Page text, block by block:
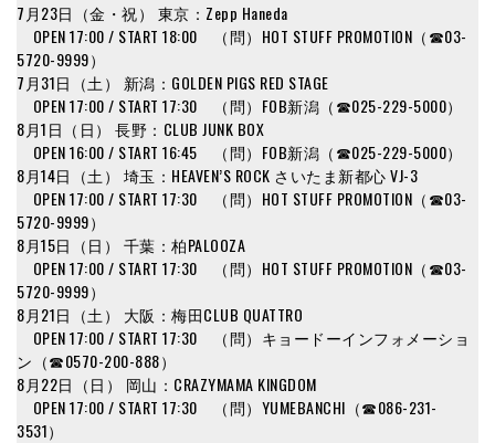
7月23日（金・祝） 東京：Zepp Haneda
OPEN 17:00 / START 18:00 （問）HOT STUFF PROMOTION（☎︎03-
5720-9999）
7月31日（土） 新潟：GOLDEN PIGS RED STAGE
OPEN 17:00 / START 17:30 （問）FOB新潟（☎︎025-229-5000）
8月1日（日） 長野：CLUB JUNK BOX
OPEN 16:00 / START 16:45 （問）FOB新潟（☎︎025-229-5000）
8月14日（土） 埼玉：HEAVEN’S ROCK さいたま新都心 VJ-3
OPEN 17:00 / START 17:30 （問）HOT STUFF PROMOTION（☎︎03-
5720-9999）
8月15日（日） 千葉：柏PALOOZA
OPEN 17:00 / START 17:30 （問）HOT STUFF PROMOTION（☎︎03-
5720-9999）
8月21日（土） 大阪：梅田CLUB QUATTRO
OPEN 17:00 / START 17:30 （問）キョードーインフォメーショ
ン（☎︎0570-200-888）
8月22日（日） 岡山：CRAZYMAMA KINGDOM
OPEN 17:00 / START 17:30 （問）YUMEBANCHI（☎︎086-231-
3531）